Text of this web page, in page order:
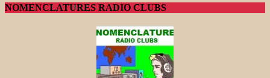
NOMENCLATURES RADIO CLUBS